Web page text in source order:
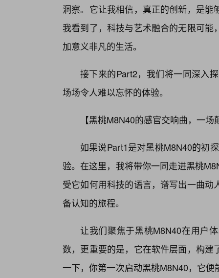
洞察。它让我相信，真正的创新，是
我看到了，科技与艺术融合的无限可
加意义非凡的生活。
接下来的Part2，我们将一同深入
场场令人难以忘怀的体验。
【黑桃M8N40的感官交响曲，一
如果说Part1是对黑桃M8N40的初
验。在这里，我将带你一同走进黑桃
受它如何用科技的语言，谱写出一曲
备认知的旅程。
让我们聚焦于黑桃M8N40在用户
数，更重要的是，它在软件层面，构
一下，你第一次启动黑桃M8N40，它